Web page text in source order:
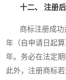
十二、 注册
商标注册成功
年（自申请日起
年。务必在法定
此外，注册商标